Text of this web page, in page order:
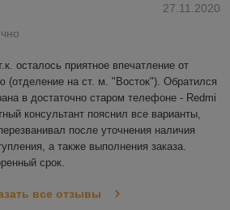
27.11.2020
осталось приятное впечатление от
(отделение на ст. м. "Восток"). Обратился
в достаточно старом телефоне - Redmi
консультант пояснил все варианты,
после уточнения наличия
а также выполнения заказа.
срок.
все отзывы